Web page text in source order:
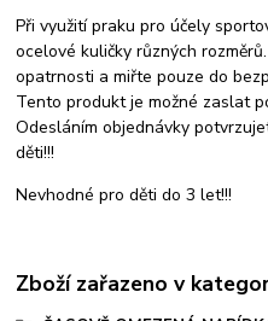
Při využití praku pro účely
ocelové kuličky různých
opatrnosti a miřte pouze do
Tento produkt je možné zaslat
Odesláním objednávky
děti!!!
Nevhodné pro děti do 3 let!!!
Zboží zařazeno v